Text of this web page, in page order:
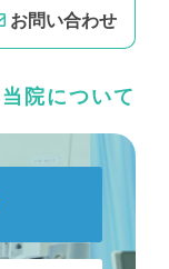
当院について
お問い合わせ